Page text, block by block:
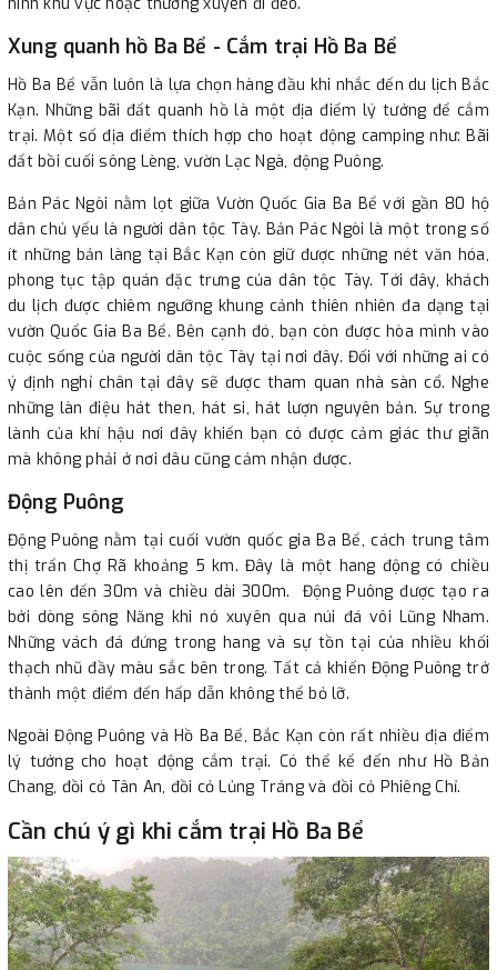
hình khu vực hoặc thường xuyên đi đèo.
Xung quanh hồ Ba Bể - Cắm trại Hồ Ba Bể
Hồ Ba Bể vẫn luôn là lựa chọn hàng đầu khi nhắc đến du lịch Bắc
Kạn. Những bãi đất quanh hồ là một địa điểm lý tưởng để cắm
trại. Một số địa điểm thích hợp cho hoạt động camping như: Bãi
đất bồi cuối sông Lèng, vườn Lạc Ngà, động Puông.
Bản Pác Ngòi nằm lọt giữa Vườn Quốc Gia Ba Bể với gần 80 hộ
dân chủ yếu là người dân tộc Tày. Bản Pác Ngòi là một trong số
ít những bản làng tại Bắc Kạn còn giữ được những nét văn hóa,
phong tục tập quán đặc trưng của dân tộc Tày. Tới đây, khách
du lịch được chiêm ngưỡng khung cảnh thiên nhiên đa dạng tại
vườn Quốc Gia Ba Bể. Bên cạnh đó, bạn còn được hòa mình vào
cuộc sống của người dân tộc Tày tại nơi đây. Đối với những ai có
ý định nghỉ chân tại đây sẽ được tham quan nhà sàn cổ. Nghe
những làn điệu hát then, hát si, hát lượn nguyên bản. Sự trong
lành của khí hậu nơi đây khiến bạn có được cảm giác thư giãn
mà không phải ở nơi đâu cũng cảm nhận được.
Động Puông
Động Puông nằm tại cuối vườn quốc gia Ba Bể, cách trung tâm
thị trấn Chợ Rã khoảng 5 km. Đây là một hang động có chiều
cao lên đến 30m và chiều dài 300m. Động Puông được tạo ra
bởi dòng sông Năng khi nó xuyên qua núi đá vôi Lũng Nham.
Những vách đá đứng trong hang và sự tồn tại của nhiều khối
thạch nhũ đầy màu sắc bên trong. Tất cả khiến Động Puông trở
thành một điểm đến hấp dẫn không thể bỏ lỡ.
Ngoài Động Puông và Hồ Ba Bể, Bắc Kạn còn rất nhiều địa điểm
lý tưởng cho hoạt động cắm trại. Có thể kể đến như Hồ Bản
Chang, đồi cỏ Tân An, đồi cỏ Lủng Tráng và đồi cỏ Phiêng Chỉ.
Cần chú ý gì khi cắm trại Hồ Ba Bể